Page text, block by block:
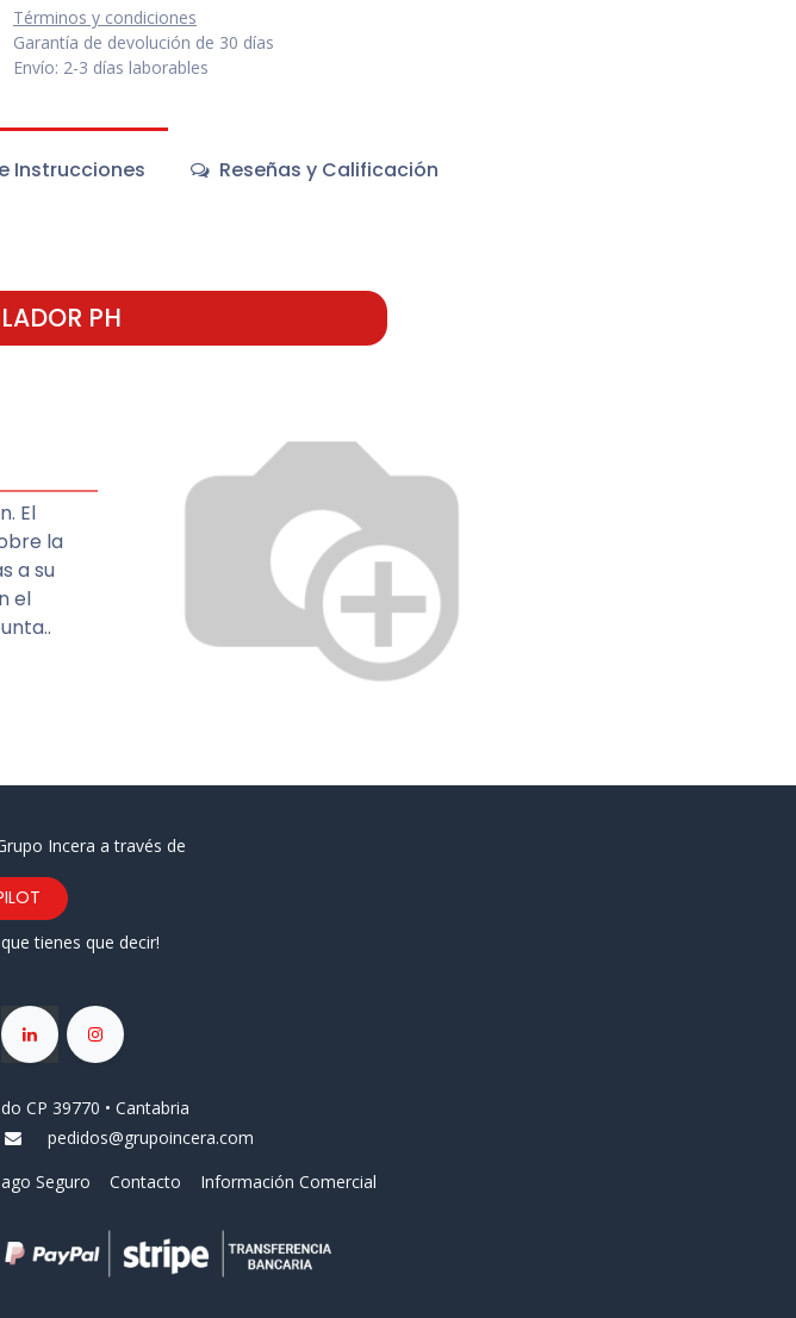
Términos y condiciones
Garantía de devolución de 30 días
Envío: 2-3 días laborables
Instrucciones Reseñas y Calificación
PH
El
la
a su
el
Incera a través de
tienes que decir!
CP 39770 • Cantabria
pedidos@grupoincera.com
Seguro Contacto Información Comercial